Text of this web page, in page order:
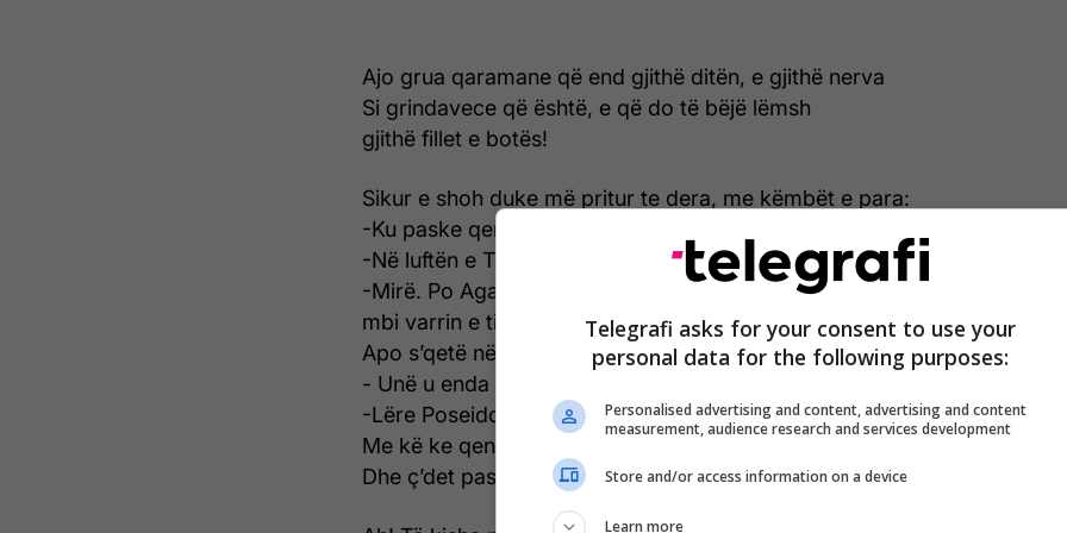
Ajo grua qaramane që end gjithë ditën, e gjithë nerva
Si grindavece që është, e që do të bëjë lëmsh
gjithë fillet e botës!
Sikur e shoh duke më pritur te dera, me këmbët e para:
-Ku paske qenë, gjer tani?
-Në luftën e Trojës. Mos u grind më kot...
-Mirë. Po Agamemnoni i Klitemnestrës pse u kthye para teje,
mbi varrin e tij ka mbirë bari?!
Apo s’qetë në të njëjtën luftë?!
- Unë u enda dhjetë vjet nëpër det, se Poseidoni...
-Lëre Poseidonin e më trego të vërtetën. Me kë ishe ?
Me kë ke qenë gjer tani?
Dhe ç’det paska qenë ai?
Telegrafi asks for your consent to use your
personal data for the following purposes:
Personalised advertising and content, advertising and content
measurement, audience research and services development
Store and/or access information on a device
Learn more